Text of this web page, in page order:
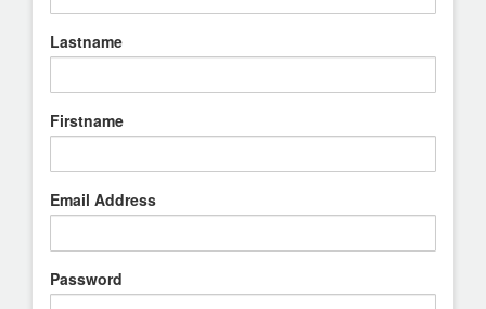
Lastname
Firstname
Email Address
Password